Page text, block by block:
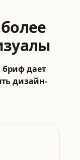
бриф дает
дизайн-